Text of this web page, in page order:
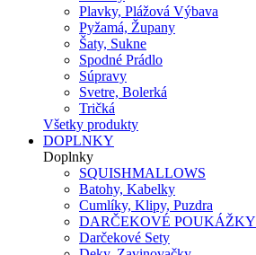
Plavky, Plážová Výbava
Pyžamá, Župany
Šaty, Sukne
Spodné Prádlo
Súpravy
Svetre, Bolerká
Tričká
Všetky produkty
DOPLNKY
Doplnky
SQUISHMALLOWS
Batohy, Kabelky
Cumlíky, Klipy, Puzdra
DARČEKOVÉ POUKÁŽKY
Darčekové Sety